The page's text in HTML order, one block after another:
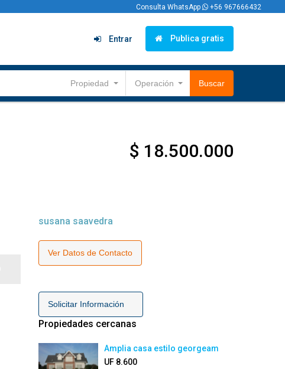
Consulta WhatsApp +56 967666432
Entrar Publica gratis
Propiedad Operación Buscar
$ 18.500.000
susana saavedra
Ver Datos de Contacto
Solicitar Información
Propiedades cercanas
Amplia casa estilo georgeam
UF 8.600